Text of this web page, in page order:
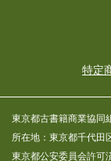
特定
東京都古書籍商業協同
所在地：東京都千代
東京都公安委員会許